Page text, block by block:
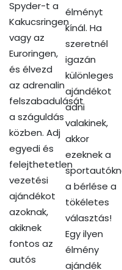
Spyder-t a
Kakucsringen
vagy az
Euroringen,
és élvezd
az adrenalin
felszabadulását
a száguldás
közben. Adj
egyedi és
felejthetetlen
vezetési
ajándékot
azoknak,
akiknek
fontos az
autós
élményt
kínál. Ha
szeretnél
igazán
különleges
ajándékot
adni
valakinek,
akkor
ezeknek a
a bérlése a
tökéletes
választás!
Egy ilyen
élmény
ajándék